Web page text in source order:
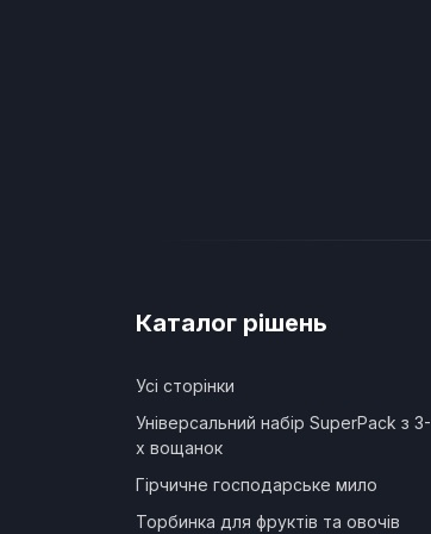
Каталог рішень
Усі сторінки
Універсальний набір SuperPack з 3-
х вощанок
Гірчичне господарське мило
Торбинка для фруктів та овочів